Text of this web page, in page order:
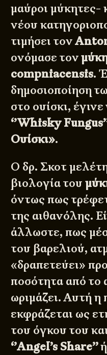
μαύροι μύκητες-
νέου
τιμήσει τον
ονόμασε τον
compniacensis.
δημοσιοποίηση
στο ουίσκι,
‘’Whisky
Ουίσκι».
Ο δρ. Σκοτ
βιολογία του
όντως πως
της αιθανόλης.
άλλωστε, πως
του βαρελιού,
«δραπετεύει»
ποσότητα από το
ωριμάζει. Αυτή η
εκφράζεται ως
του όγκου του
‘’Angel’s Share’’ή